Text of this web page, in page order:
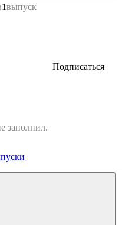
1выпуск
Подписаться
заполнил.